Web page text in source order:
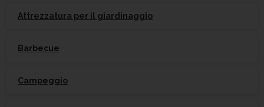
Attrezzatura per il giardinaggio
Barbecue
Campeggio